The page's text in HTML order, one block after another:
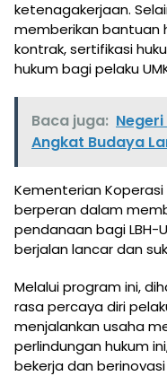
ketenagakerjaan.
memberikan bantuan
kontrak, sertifikasi
hukum bagi pelaku
Baca juga:
Angkat Budaya
Kementerian
berperan dalam
pendanaan bagi LBH-
berjalan lancar dan
Melalui program ini,
rasa percaya diri
menjalankan usaha
perlindungan hukum
bekerja dan